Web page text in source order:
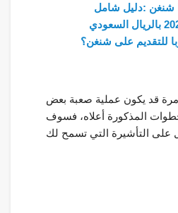
شنغن :دليل شامل
للتقديم على شنغن؟
قد يكون عملية صعبة بعض
المذكورة أعلاه، فسوف
التأشيرة التي تسمح لك